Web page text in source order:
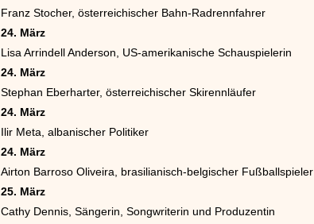
Franz Stocher, österreichischer Bahn-Radrennfahrer
24. März
Lisa Arrindell Anderson, US-amerikanische Schauspielerin
24. März
Stephan Eberharter, österreichischer Skirennläufer
24. März
Ilir Meta, albanischer Politiker
24. März
Airton Barroso Oliveira, brasilianisch-belgischer Fußballspieler
25. März
Cathy Dennis, Sängerin, Songwriterin und Produzentin